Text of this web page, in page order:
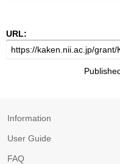
URL:
Information
User Guide
FAQ